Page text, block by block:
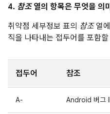
4. 참조열의 항목은 무엇을 의
취약점 세부정보 표의 참조열
직을 나타내는 접두어를 포함
접두어 참조
A- Android 버그